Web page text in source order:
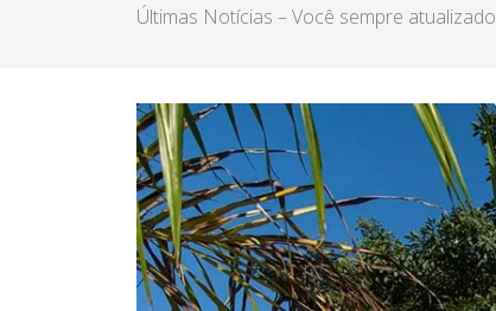
Últimas Notícias – Você sempre atualizado